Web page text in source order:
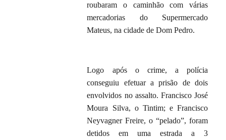
roubaram o caminhão com várias
mercadorias do Supermercado
Mateus, na cidade de Dom Pedro.
Logo após o crime, a polícia
conseguiu efetuar a prisão de dois
envolvidos no assalto. Francisco José
Moura Silva, o Tintim; e Francisco
Neyvagner Freire, o “pelado”, foram
detidos em uma estrada a 3